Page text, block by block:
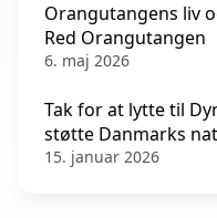
Orangutangens liv
Red Orangutangen
6. maj 2026
Tak for at lytte til
støtte Danmarks
15. januar 2026